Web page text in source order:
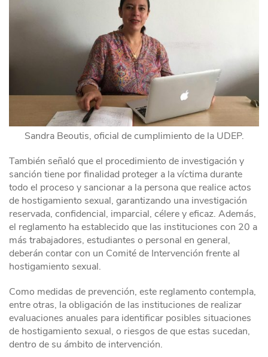
Sandra Beoutis, oficial de cumplimiento de la UDEP.
También señaló que el procedimiento de investigación y
sanción tiene por finalidad proteger a la víctima durante
todo el proceso y sancionar a la persona que realice actos
de hostigamiento sexual, garantizando una investigación
reservada, confidencial, imparcial, célere y eficaz. Además,
el reglamento ha establecido que las instituciones con 20 a
más trabajadores, estudiantes o personal en general,
deberán contar con un Comité de Intervención frente al
hostigamiento sexual.
Como medidas de prevención, este reglamento contempla,
entre otras, la obligación de las instituciones de realizar
evaluaciones anuales para identificar posibles situaciones
de hostigamiento sexual, o riesgos de que estas sucedan,
dentro de su ámbito de intervención.